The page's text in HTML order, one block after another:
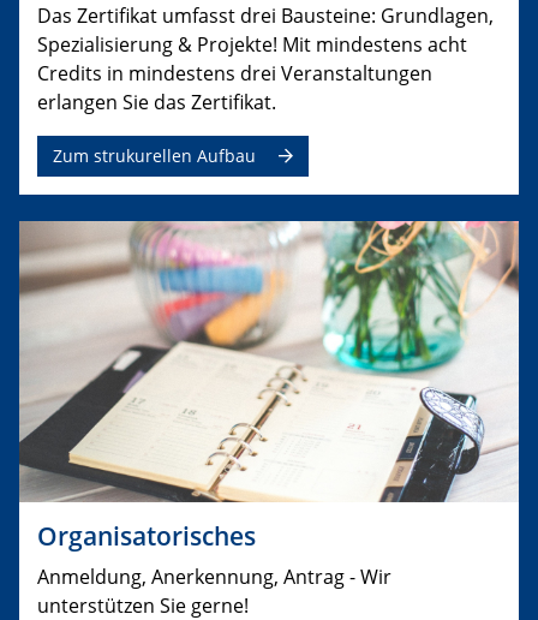
Das Zertifikat umfasst drei Bausteine: Grundlagen,
Spezialisierung & Projekte! Mit mindestens acht
Credits in mindestens drei Veranstaltungen
erlangen Sie das Zertifikat.
Zum strukurellen Aufbau
Organisatorisches
Anmeldung, Anerkennung, Antrag - Wir
unterstützen Sie gerne!